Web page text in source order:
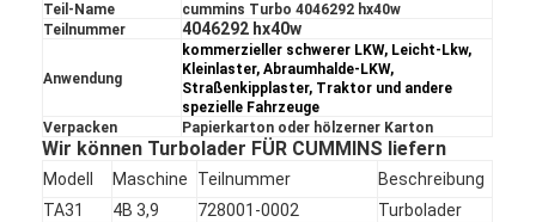
Teil-Name
cummins Turbo 4046292 hx40w
Teilnummer
4046292 hx40w
Anwendung
kommerzieller schwerer LKW, Leicht-Lkw,
Kleinlaster, Abraumhalde-LKW,
Straßenkipplaster, Traktor und andere
spezielle Fahrzeuge
Verpacken
Papierkarton oder hölzerner Karton
Wir können Turbolader FÜR CUMMINS liefern
Modell Maschine Teilnummer
Beschreibung
TA31
4B 3,9 728001-0002
Turbolader